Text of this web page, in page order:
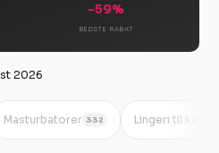
-59%
BEDSTE RABAT
2026
Masturbatorer 332 Lingeri til